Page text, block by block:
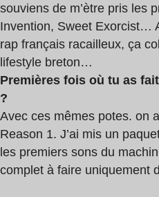
souviens de m’ètre pris les
Invention, Sweet Exorcist…
rap français racailleux, ça
lifestyle breton…
Premières fois où tu as
?
Avec ces mêmes potes. on
Reason 1. J’ai mis un
les premiers sons du
complet à faire uniquement